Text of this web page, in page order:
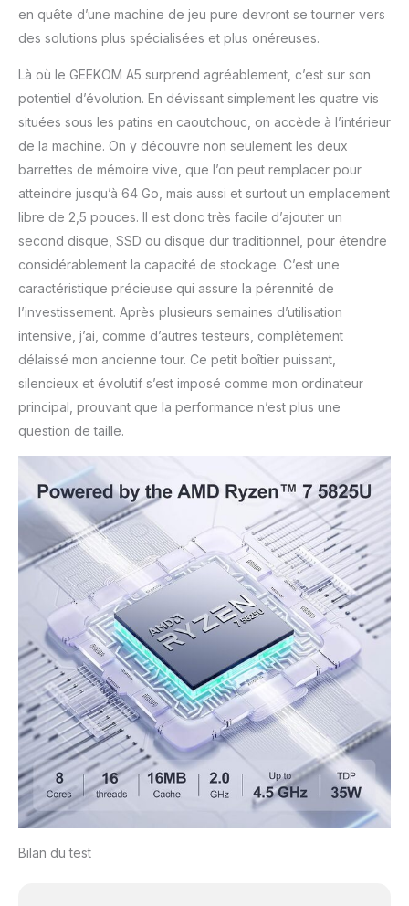
en quête d’une machine de jeu pure devront se tourner vers
des solutions plus spécialisées et plus onéreuses.
Là où le GEEKOM A5 surprend agréablement, c’est sur son
potentiel d’évolution. En dévissant simplement les quatre vis
situées sous les patins en caoutchouc, on accède à l’intérieur
de la machine. On y découvre non seulement les deux
barrettes de mémoire vive, que l’on peut remplacer pour
atteindre jusqu’à 64 Go, mais aussi et surtout un emplacement
libre de 2,5 pouces. Il est donc très facile d’ajouter un
second disque, SSD ou disque dur traditionnel, pour étendre
considérablement la capacité de stockage. C’est une
caractéristique précieuse qui assure la pérennité de
l’investissement. Après plusieurs semaines d’utilisation
intensive, j’ai, comme d’autres testeurs, complètement
délaissé mon ancienne tour. Ce petit boîtier puissant,
silencieux et évolutif s’est imposé comme mon ordinateur
principal, prouvant que la performance n’est plus une
question de taille.
Bilan du test